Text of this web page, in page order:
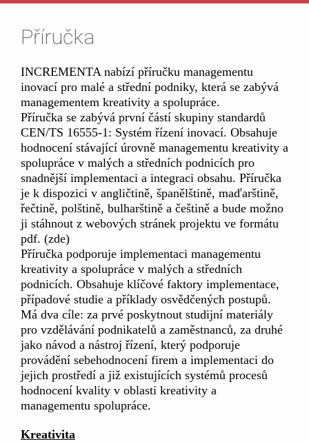
Příručka
INCREMENTA nabízí příručku managementu
inovací pro malé a střední podniky, která se zabývá
managementem kreativity a spolupráce.
Příručka se zabývá první částí skupiny standardů
CEN/TS 16555-1: Systém řízení inovací. Obsahuje
hodnocení stávající úrovně managementu kreativity a
spolupráce v malých a středních podnicích pro
snadnější implementaci a integraci obsahu. Příručka
je k dispozici v angličtině, španělštině, maďarštině,
řečtině, polštině, bulharštině a češtině a bude možno
ji stáhnout z webových stránek projektu ve formátu
pdf. (zde)
Příručka podporuje implementaci managementu
kreativity a spolupráce v malých a středních
podnicích. Obsahuje klíčové faktory implementace,
případové studie a příklady osvědčených postupů.
Má dva cíle: za prvé poskytnout studijní materiály
pro vzdělávání podnikatelů a zaměstnanců, za druhé
jako návod a nástroj řízení, který podporuje
provádění sebehodnocení firem a implementaci do
jejich prostředí a již existujících systémů procesů
hodnocení kvality v oblasti kreativity a
managementu spolupráce.
Kreativita